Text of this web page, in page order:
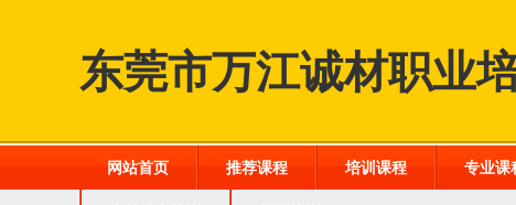
东莞市万江诚材职业
网站首页 推荐课程 培训课程 专业课